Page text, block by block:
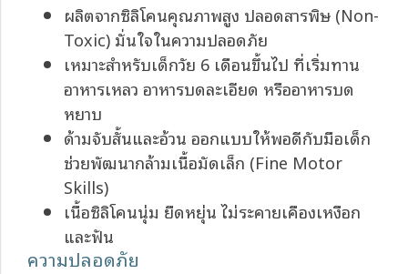
ผลิตจากซิลิโคนคุณภาพสูง ปลอดสารพิษ (Non-
Toxic) มั่นใจในความปลอดภัย
เหมาะสำหรับเด็กวัย 6 เดือนขึ้นไป ที่เริ่มทาน
อาหารเหลว อาหารบดละเอียด หรืออาหารบด
หยาบ
ด้ามจับสั้นและอ้วน ออกแบบให้พอดีกับมือเด็ก
ช่วยพัฒนากล้ามเนื้อมัดเล็ก (Fine Motor
Skills)
เนื้อซิลิโคนนุ่ม ยืดหยุ่น ไม่ระคายเคืองเหงือก
และฟัน
ความปลอดภัย